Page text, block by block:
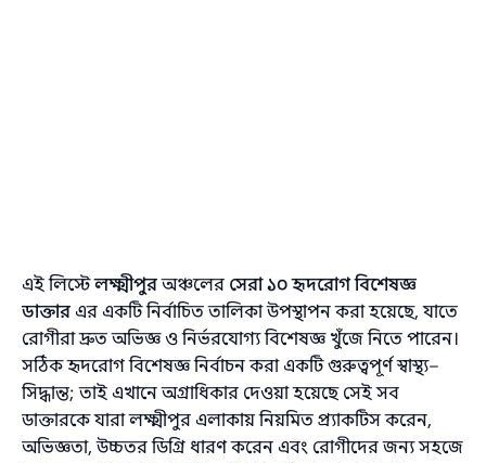
এই লিস্টেলক্ষ্মীপুরঅঞ্চলের সেরা ১০ হৃদরোগ বিশেষজ্ঞ
ডাক্তার এর একটি নির্বাচিত তালিকা উপস্থাপন করা হয়েছে, যাতে
রোগীরা দ্রুত অভিজ্ঞ ও নির্ভরযোগ্য বিশেষজ্ঞ খুঁজে নিতে পারেন।
সঠিক হৃদরোগ বিশেষজ্ঞ নির্বাচন করা একটি গুরুত্বপূর্ণ স্বাস্থ্য–
সিদ্ধান্ত; তাই এখানে অগ্রাধিকার দেওয়া হয়েছে সেই সব
ডাক্তারকে যারা লক্ষ্মীপুর এলাকায় নিয়মিত প্র্যাকটিস করেন,
অভিজ্ঞতা, উচ্চতর ডিগ্রি ধারণ করেন এবং রোগীদের জন্য সহজে